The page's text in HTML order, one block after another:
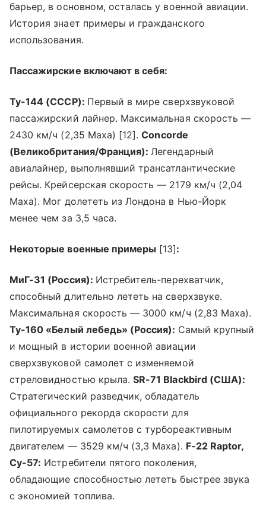
барьер, в основном, осталась у военной авиации.
История знает примеры и гражданского
использования.
Пассажирские включают в себя:
Ту-144 (СССР): Первый в мире сверхзвуковой
пассажирский лайнер. Максимальная скорость —
2430 км/ч (2,35 Маха) [12].Concorde
(Великобритания/Франция):Легендарный
авиалайнер, выполнявший трансатлантические
рейсы. Крейсерская скорость — 2179 км/ч (2,04
Маха). Мог долететь из Лондона в Нью-Йорк
менее чем за 3,5 часа.
Некоторые военные примеры [13]:
МиГ-31 (Россия): Истребитель-перехватчик,
способный длительно лететь на сверхзвуке.
Максимальная скорость — 3000 км/ч (2,83 Маха).
Ту-160 «Белый лебедь» (Россия): Самый крупный
и мощный в истории военной авиации
сверхзвуковой самолет с изменяемой
стреловидностью крыла.SR-71 Blackbird (США):
Стратегический разведчик, обладатель
официального рекорда скорости для
пилотируемых самолетов с турбореактивным
двигателем — 3529 км/ч (3,3 Маха). F-22 Raptor,
Су-57: Истребители пятого поколения,
обладающие способностью лететь быстрее звука
с экономией топлива.